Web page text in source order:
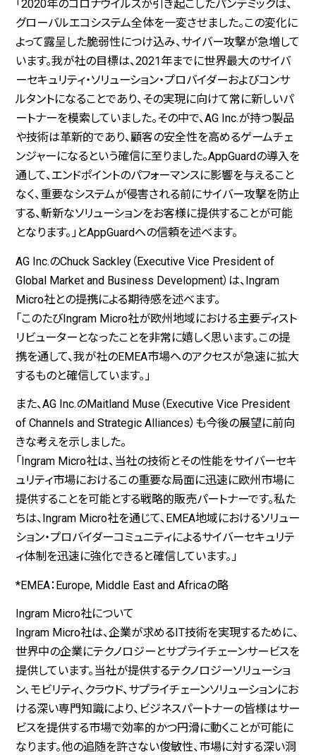
「2020年のコロナウイルスが引き起こしたパンデミックは、
グローバルエコシステム全体を一変させました。この変化に
よって露呈した脆弱性につけ込み、サイバー攻撃が急増して
います。我が社の目標は、2021年までに世界最大のサイバ
ーセキュリティ・ソリューション・プロバイダーおよびコンサ
ルタントになることであり、その実現に向けて常に新しいパ
ートナーを模索していました。その中で、AG Inc.が持つ製品
や技術は革新的であり、顧客の安全性を高めるゲームチェ
ンジャーになるという確信に至りました。AppGuardの導入を
通して、エンドポイントのパフォーマンスに影響を与えること
なく、重要なシステムが侵害される前にサイバー攻撃を防止
する、斬新なソリューションをお客様に提供することが可能
となります。」とAppGuardへの信頼を述べます。
AG Inc.のChuck Sackley（Executive Vice President of
Global Market and Business Development）は、Ingram
Micro社との提携による期待感を述べます。
「このたびIngram Micro社が欧州地域における主要ディスト
リビューターとなったことを非常に嬉しく思います。この提
携を通して、我が社のEMEA市場へのアクセスが急速に拡大
するものと確信しています。」
また、AG Inc.のMaitland Muse（Executive Vice President
of Channels and Strategic Alliances）も今後の展望に前向
きな考えを示しました。
「Ingram Micro社は、当社の技術とその性能をサイバーセキ
ュリティ市場におけるこの重要な局面に迅速に欧州市場に
提供することを可能とする戦略的販売パートナーです。私た
ちは、Ingram Micro社を通じて、EMEA地域におけるソリュー
ション・プロバイダーコミュニティによるサイバーセキュリテ
ィ体制を迅速に強化できると確信しています。」
*EMEA：Europe, Middle East and Africaの略
Ingram Micro社について
Ingram Micro社は、企業が求めるIT技術を実現するために、
世界中の企業にテクノロジーとサプライチェーンサービスを
提供しています。当社が提供するテクノロジーソリューショ
ン、モビリティ、クラウド、サプライチェーンソリューションにお
ける深い専門知識により、ビジネスパートナーの皆様はサー
ビスを提供する市場で効率的かつ円滑に動くことが可能に
なります。他の追随を許さない俊敏性、市場に対する深い洞